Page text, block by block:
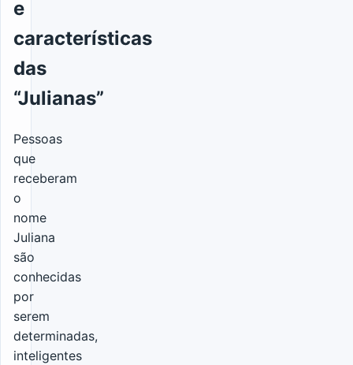
e
características
das
“Julianas”
Pessoas
que
receberam
o
nome
Juliana
são
conhecidas
por
serem
determinadas,
inteligentes